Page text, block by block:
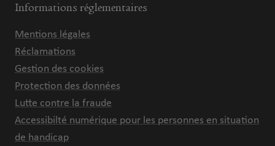
Informations réglementaires
Mentions légales
Réclamations
Gestion des cookies
Protection des données
Lutte contre la fraude
Accessibilté numérique pour les personnes en situation
de handicap